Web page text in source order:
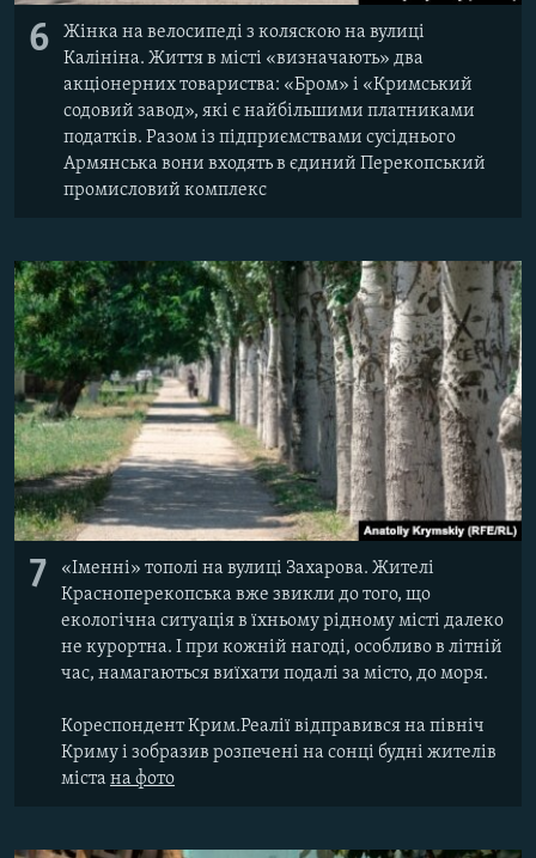
6
Жінка на велосипеді з коляскою на вулиці
Калініна. Життя в місті «визначають» два
акціонерних товариства: «Бром» і «Кримський
содовий завод», які є найбільшими платниками
податків. Разом із підприємствами сусіднього
Армянська вони входять в єдиний Перекопський
промисловий комплекс
7
«Іменні» тополі на вулиці Захарова. Жителі
Красноперекопська вже звикли до того, що
екологічна ситуація в їхньому рідному місті далеко
не курортна. І при кожній нагоді, особливо в літній
час, намагаються виїхати подалі за місто, до моря.
Кореспондент Крим.Реалії відправився на північ
Криму і зобразив розпечені на сонці будні жителів
міста на фото​